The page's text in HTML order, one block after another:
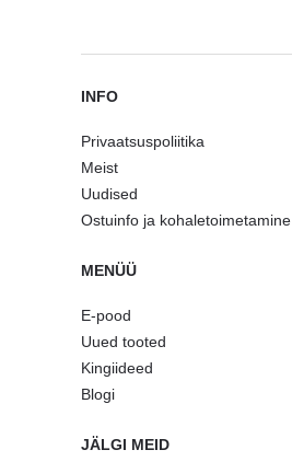
INFO
Privaatsuspoliitika
Meist
Uudised
Ostuinfo ja kohaletoimetamine
MENÜÜ
E-pood
Uued tooted
Kingiideed
Blogi
JÄLGI MEID